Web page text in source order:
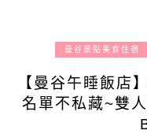
曼谷景點美食住宿
【曼谷午睡飯店
名單不私藏~雙